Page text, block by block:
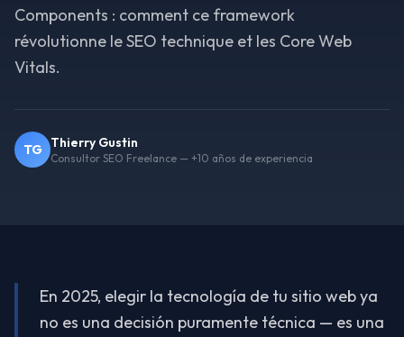
Components : comment ce framework
révolutionne le SEO technique et les Core Web
Vitals.
TG Thierry Gustin
Consultor SEO Freelance — +10 años de experiencia
En 2025, elegir la tecnología de tu sitio web ya
no es una decisión puramente técnica — es una